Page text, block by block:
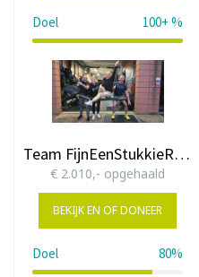
Doel 100+ %
Team FijnEenStukkieRoeien
€ 2.010,- opgehaald
BEKIJK EN OF DONEER
Doel 80%
80%